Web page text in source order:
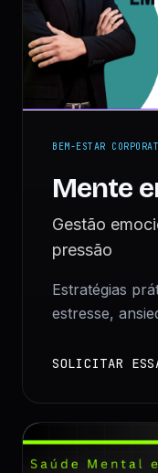
BEM-ESTAR
Mente
Gestão
pressão
Estratégias
estresse,
SOLICITAR